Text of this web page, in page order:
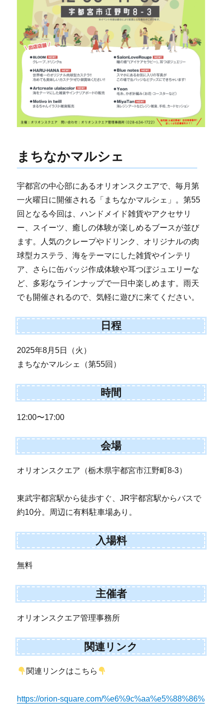
まちなかマルシェ
宇都宮の中心部にあるオリオンスクエアで、毎月第
一火曜日に開催される「まちなかマルシェ」。第55
回となる今回は、ハンドメイド雑貨やアクセサリ
ー、スイーツ、癒しの体験が楽しめるブースが並び
ます。人気のクレープやドリンク、オリジナルの肉
球型カステラ、海をテーマにした雑貨やインテリ
ア、さらに缶バッジ作成体験や耳つぼジュエリーな
ど、多彩なラインナップで一日中楽しめます。雨天
でも開催されるので、気軽に遊びに来てください。
日程
2025年8月5日（火）
まちなかマルシェ（第55回）
時間
12:00〜17:00
会場
オリオンスクエア（栃木県宇都宮市江野町8-3）
東武宇都宮駅から徒歩すぐ、JR宇都宮駅からバスで
約10分。周辺に有料駐車場あり。
入場料
無料
主催者
オリオンスクエア管理事務所
関連リンク
関連リンクはこちら
https://orion-square.com/%e6%9c%aa%e5%88%86%